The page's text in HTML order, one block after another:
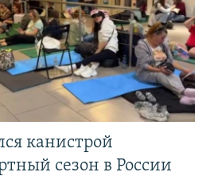
канистрой
сезон в России